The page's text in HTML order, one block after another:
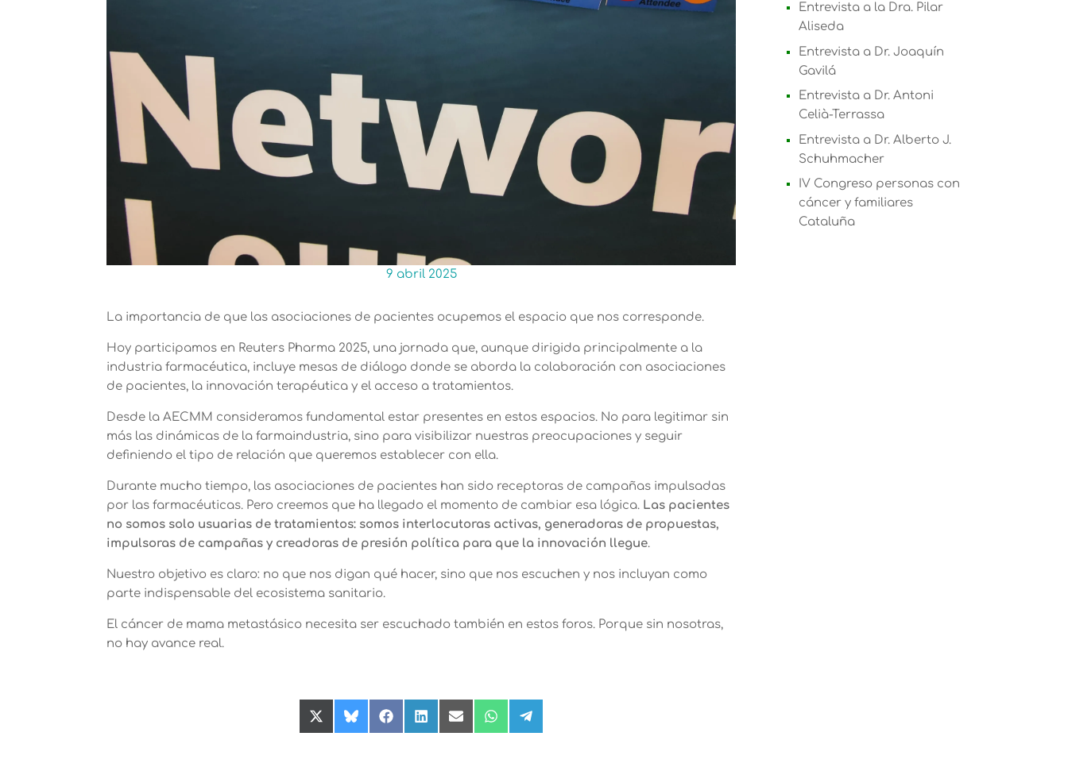
9 abril 2025
La importancia de que las asociaciones de pacientes ocupemos el espacio que nos corresponde.
Hoy participamos en Reuters Pharma 2025, una jornada que, aunque dirigida principalmente a la
industria farmacéutica, incluye mesas de diálogo donde se aborda la colaboración con asociaciones
de pacientes, la innovación terapéutica y el acceso a tratamientos.
Desde la AECMM consideramos fundamental estar presentes en estos espacios. No para legitimar sin
más las dinámicas de la farmaindustria, sino para visibilizar nuestras preocupaciones y seguir
definiendo el tipo de relación que queremos establecer con ella.
Durante mucho tiempo, las asociaciones de pacientes han sido receptoras de campañas impulsadas
por las farmacéuticas. Pero creemos que ha llegado el momento de cambiar esa lógica. Las pacientes
no somos solo usuarias de tratamientos: somos interlocutoras activas, generadoras de propuestas,
impulsoras de campañas y creadoras de presión política para que la innovación llegue.
Nuestro objetivo es claro: no que nos digan qué hacer, sino que nos escuchen y nos incluyan como
parte indispensable del ecosistema sanitario.
El cáncer de mama metastásico necesita ser escuchado también en estos foros. Porque sin nosotras,
no hay avance real.
Compartir
en
Compartir
en
Compartir
en
Compartir
en
Compartir
en
Compartir
en
Compartir
en
Entrevista a la Dra. Pilar
Aliseda
Entrevista a Dr. Joaquín
Gavilá
Entrevista a Dr. Antoni
Celià-Terrassa
Entrevista a Dr. Alberto J.
Schuhmacher
IV Congreso personas con
cáncer y familiares
Cataluña